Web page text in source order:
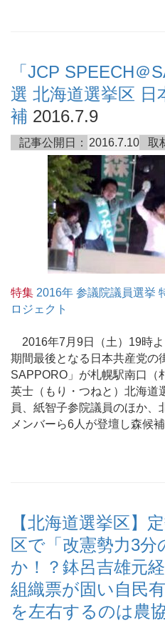
「JCP SPEECH
選 北海道選挙区 日
補 2016.7.9
記事公開日： 2016.7.10 取
特集 2016年 参議院議員選挙
ロジェクト
2016年7月9日（土）19時
期間最後となる日本共産党の
SAPPORO」が札幌駅南口（
英士（もり・つねと）北海道
員、紙智子参院議員のほか
メンバーら6人が登壇し森候
【北海道選挙区】
区で「改憲勢力3分
か！？鉢呂吉雄元
組織票が固い自民
を左右するのは農